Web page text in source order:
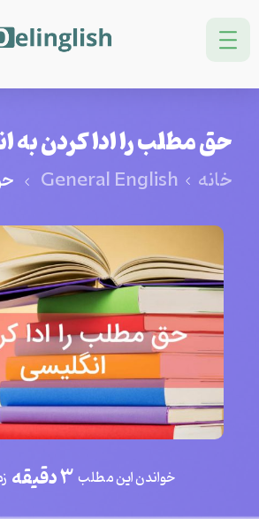
حق مطلب را ادا کردن به
خانه General English
خواندن این مطلب 3 دقیقه